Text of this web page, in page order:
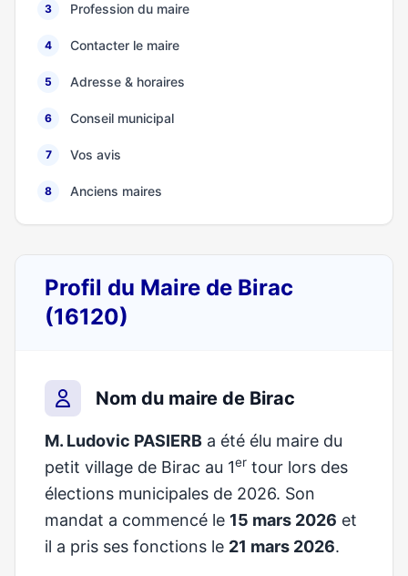
3 Profession du maire
4 Contacter le maire
5 Adresse & horaires
6 Conseil municipal
7 Vos avis
8 Anciens maires
Profil du Maire de Birac
(16120)
Nom du maire de Birac
M. Ludovic PASIERB a été élu maire du
petit village de Birac au 1er tour lors des
élections municipales de 2026. Son
mandat a commencé le 15 mars 2026 et
il a pris ses fonctions le 21 mars 2026.